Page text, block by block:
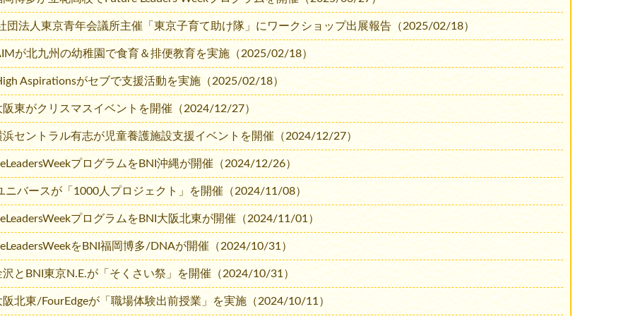
団法人東京青年会議所主催「東京子育て助け隊」にワークショップ出展報告（2025/02/18）
が北九州の幼稚園で食育＆排便教育を実施（2025/02/18）
Aspirationsがセブで支援活動を実施（2025/02/18）
阪東がクリスマスイベントを開催（2024/12/27）
浜セントラル有志が児童養護施設支援イベントを開催（2024/12/27）
プログラムをBNI沖縄が開催（2024/12/26）
ニバースが「1000人プロジェクト」を開催（2024/11/08）
プログラムをBNI大阪北東が開催（2024/11/01）
をBNI福岡博多/DNAが開催（2024/10/31）
沢とBNI東京N.E.が「そくさい祭」を開催（2024/10/31）
阪北東/FourEdgeが「職場体験出前授業」を実施（2024/10/11）